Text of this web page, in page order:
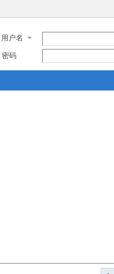
用户名
密码